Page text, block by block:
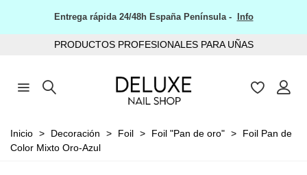
Entrega rápida 24/48h España Península - Info
PRODUCTOS PROFESIONALES PARA UÑAS
Inicio > Decoración > Foil > Foil "Pan de oro" >
Foil Pan de
Color Mixto Oro-Azul